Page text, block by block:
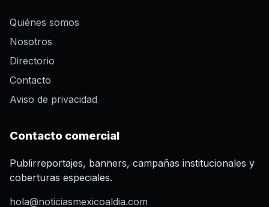
Quiénes somos
Nosotros
Directorio
Contacto
Aviso de privacidad
Contacto comercial
Publirreportajes, banners, campañas institucionales y
coberturas especiales.
hola@noticiasmexicoaldia.com